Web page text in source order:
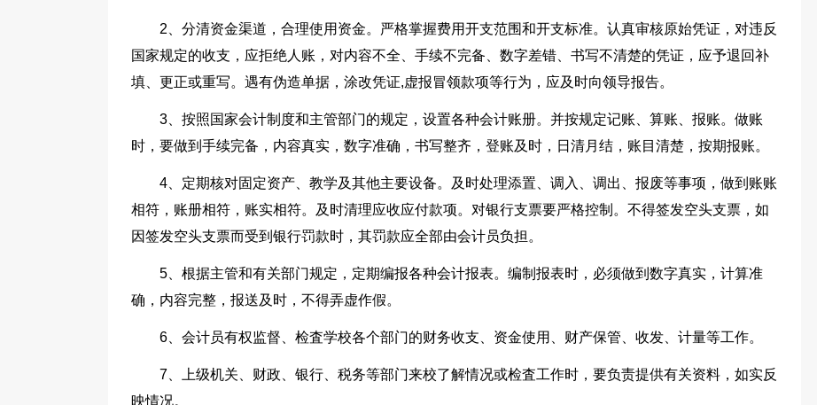
2、分清资金渠道，合理使用资金。严格掌握费用开支范围和开支标准。认真审核原始凭证，对违反
国家规定的收支，应拒绝人账，对内容不全、手续不完备、数字差错、书写不清楚的凭证，应予退回补
填、更正或重写。遇有伪造单据，涂改凭证,虚报冒领款项等行为，应及时向领导报告。
3、按照国家会计制度和主管部门的规定，设置各种会计账册。并按规定记账、算账、报账。做账
时，要做到手续完备，内容真实，数字准确，书写整齐，登账及时，日清月结，账目清楚，按期报账。
4、定期核对固定资产、教学及其他主要设备。及时处理添置、调入、调出、报废等事项，做到账账
相符，账册相符，账实相符。及时清理应收应付款项。对银行支票要严格控制。不得签发空头支票，如
因签发空头支票而受到银行罚款时，其罚款应全部由会计员负担。
5、根据主管和有关部门规定，定期编报各种会计报表。编制报表时，必须做到数字真实，计算准
确，内容完整，报送及时，不得弄虚作假。
6、会计员有权监督、检査学校各个部门的财务收支、资金使用、财产保管、收发、计量等工作。
7、上级机关、财政、银行、税务等部门来校了解情况或检査工作时，要负责提供有关资料，如实反
映情况。